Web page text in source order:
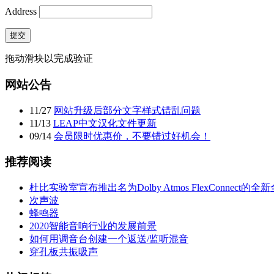
Address
提交
拖动滑块以完成验证
网站公告
11/27 网站升级后部分文字样式错乱问题
11/13 LEAP中文汉化文件更新
09/14 会员限时优惠价，不要错过好机会！
推荐阅读
杜比实验室宣布推出名为Dolby Atmos FlexConnect的全
次声波
蜂鸣器
2020智能音响行业的发展前景
如何用调音台创建一个返送/监听混音
穿孔板共振吸声